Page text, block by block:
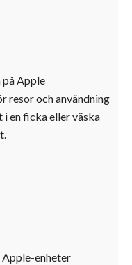
på Apple
resor och användning
i en ficka eller väska
enheter